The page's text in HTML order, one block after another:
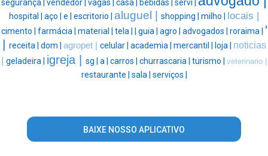
segurança | vendedor | vagas | casa | bebidas | servi |
hospital | aço | e | escritorio | aluguel | shopping | milho | locais |
cimento | farmácia | material | tela | | guia | agro | advogados | roraima | '
| receita | dom | agropet | celular | academia | mercantil | loja | noticias
geladeira | igreja | sg | a | carros | churrascaria | turismo | veterinario |
restaurante | sala | serviços |
BAIXE NOSSO APLICATIVO